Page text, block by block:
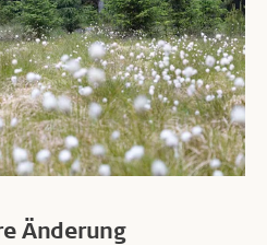
Änderung